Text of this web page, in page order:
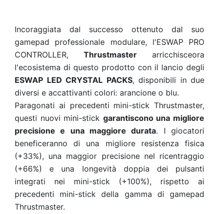
Incoraggiata dal successo ottenuto dal suo
gamepad professionale modulare, l'ESWAP PRO
CONTROLLER, Thrustmaster arricchisceora
l'ecosistema di questo prodotto con il lancio degli
ESWAP LED CRYSTAL PACKS, disponibili in due
diversi e accattivanti colori: arancione o blu.
Paragonati ai precedenti mini-stick Thrustmaster,
questi nuovi mini-stick garantiscono una migliore
precisione e una maggiore durata. I giocatori
beneficeranno di una migliore resistenza fisica
(+33%), una maggior precisione nel ricentraggio
(+66%) e una longevità doppia dei pulsanti
integrati nei mini-stick (+100%), rispetto ai
precedenti mini-stick della gamma di gamepad
Thrustmaster.